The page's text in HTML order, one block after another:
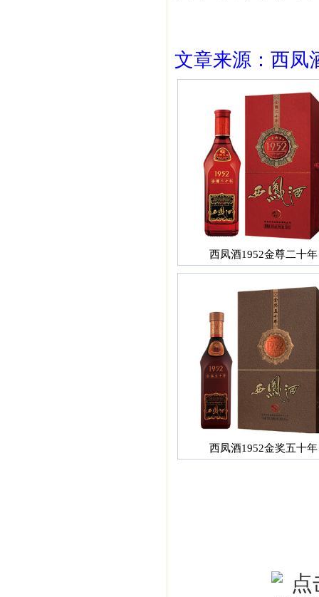
文章来源：西凤
西凤酒1952金尊二十年
西凤酒1952金奖五十年